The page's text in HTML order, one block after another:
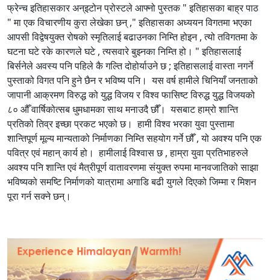
फ्रेन्च इतिहासकार अन्इटोन प्रोस्टले आफ्नो पुस्तक " इतिहासका बाह्र पाठ
" मा एक विचारणीय कुरा लेखेका छन् ," इतिहासका अध्ययन विगतमा भएका
आपसी विद्वेषयुक्त रोषको स्मृतिलाई बढाउनका निम्ति होइन , त्यो तविगतमा के
घटना घटे रके कारणले घटे , त्यसवारे बुझ्नका निम्ति हो। " इतिहासलाई
बिर्सनेले अवस्य पनि पहिले कै गल्ति दोहोर्याउने छ ; इतिहासलाई वास्ता नगर्ने
पुस्ताको विगत पनि हुने छैन र भविष्य पनि। यस वर्ष हामीले चिनियाँ जनताको
जापानी आक्रमण विरुद्ध को युद्ध विजय र विश्व फासिष्ट विरुद्ध युद्ध विजयको
८० औँ वार्षिकोत्सब धुमधामका साथ मनाउदै छौँ। यसबाट हाम्रो शान्ति
प्रतिको तिव्र इच्छा प्रकट भएको छ। हामी विश्व भरका युवा पुस्तामा
शान्तिपूर्ण मूल्य मान्यताको निर्माणका निम्ति सहयोग गर्ने छौँ , यो अवश्य पनि एक
पवित्र एवं महान् कार्य हो। हामीलाई विश्वास छ , हाम्रा युवा प्रतिभाहरुले
अवश्य पनि शान्ति एवं मैत्रीपूर्ण वातावरणमा संयुक्त रुपमा मानवजातिको साझा
भविष्यको समष्टि निर्माणको यात्रामा अगाडि बढी युगले दिएको जिम्मा र मिशन
पूरा गर्न सक्ने छन्।